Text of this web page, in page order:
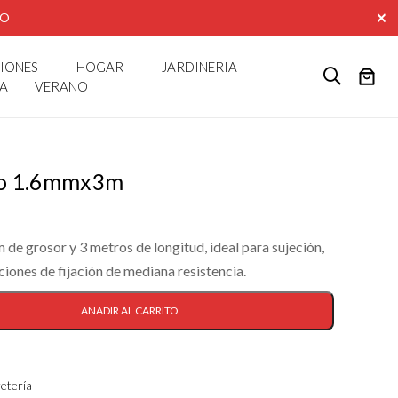
HOGAR
JARDINERIA
VERANO
1.6mmx3m
de grosor y 3 metros de longitud, ideal para sujeción,
de fijación de mediana resistencia.
AÑADIR AL CARRITO